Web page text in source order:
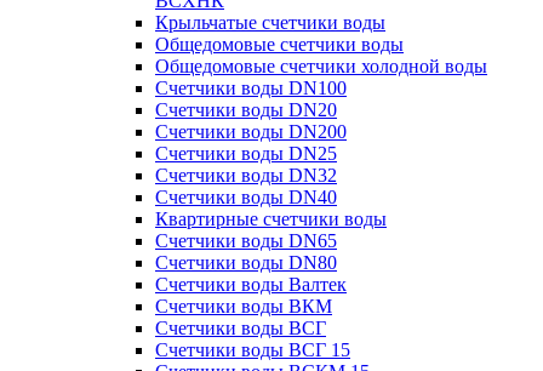
Крыльчатые счетчики воды
Общедомовые счетчики воды
Общедомовые счетчики холодной воды
Счетчики воды DN100
Счетчики воды DN20
Счетчики воды DN200
Счетчики воды DN25
Счетчики воды DN32
Счетчики воды DN40
Квартирные счетчики воды
Счетчики воды DN65
Счетчики воды DN80
Счетчики воды Валтек
Счетчики воды ВКМ
Счетчики воды ВСГ
Счетчики воды ВСГ 15